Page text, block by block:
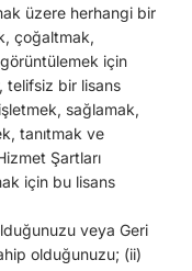
üzere herhangi bir
çoğaltmak,
için
telifsiz bir lisans
sağlamak,
tanıtmak ve
Şartları
için bu lisans
veya Geri
olduğunuzu; (ii)